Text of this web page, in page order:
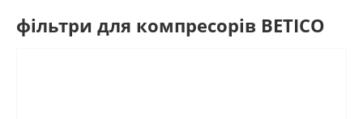
фільтри для компресорів BETICO